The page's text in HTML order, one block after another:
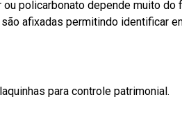
policarbonato depende muito do
afixadas permitindo identificar
para controle patrimonial.